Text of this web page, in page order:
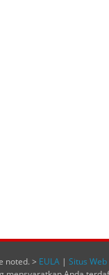
noted. > EULA | Situs